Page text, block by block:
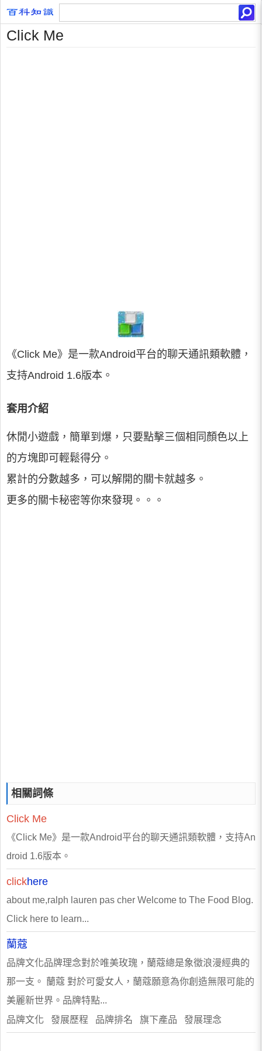
Click Me
《Click Me》是一款Android平台的聊天通訊類軟體，
支持Android 1.6版本。
套用介紹
休閒小遊戲，簡單到爆，只要點擊三個相同顏色以上
的方塊即可輕鬆得分。
累計的分數越多，可以解開的關卡就越多。
更多的關卡秘密等你來發現。。。
相關詞條
Click Me
《Click Me》是一款Android平台的聊天通訊類軟體，支持An
droid 1.6版本。
clickhere
about me,ralph lauren pas cher Welcome to The Food Blog.
Click here to learn...
蘭蔻
品牌文化品牌理念對於唯美玫瑰，蘭蔻總是象徵浪漫經典的
那一支。 蘭蔻 對於可愛女人，蘭蔻願意為你創造無限可能的
美麗新世界。品牌特點...
品牌文化 發展歷程 品牌排名 旗下產品 發展理念